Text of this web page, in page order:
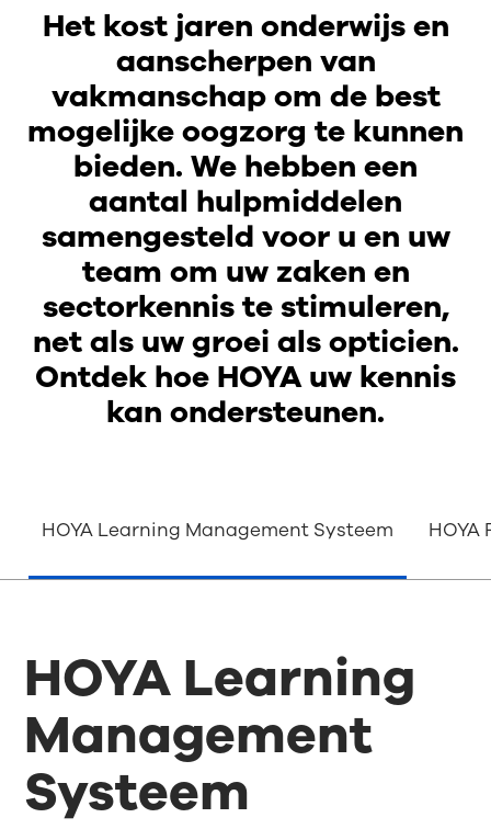
Het kost jaren onderwijs en
aanscherpen van
vakmanschap om de best
mogelijke oogzorg te kunnen
bieden. We hebben een
aantal hulpmiddelen
samengesteld voor u en uw
team om uw zaken en
sectorkennis te stimuleren,
net als uw groei als opticien.
Ontdek hoe HOYA uw kennis
kan ondersteunen.
HOYA Learning Management Systeem HOYA
HOYA Learning
Management
Systeem